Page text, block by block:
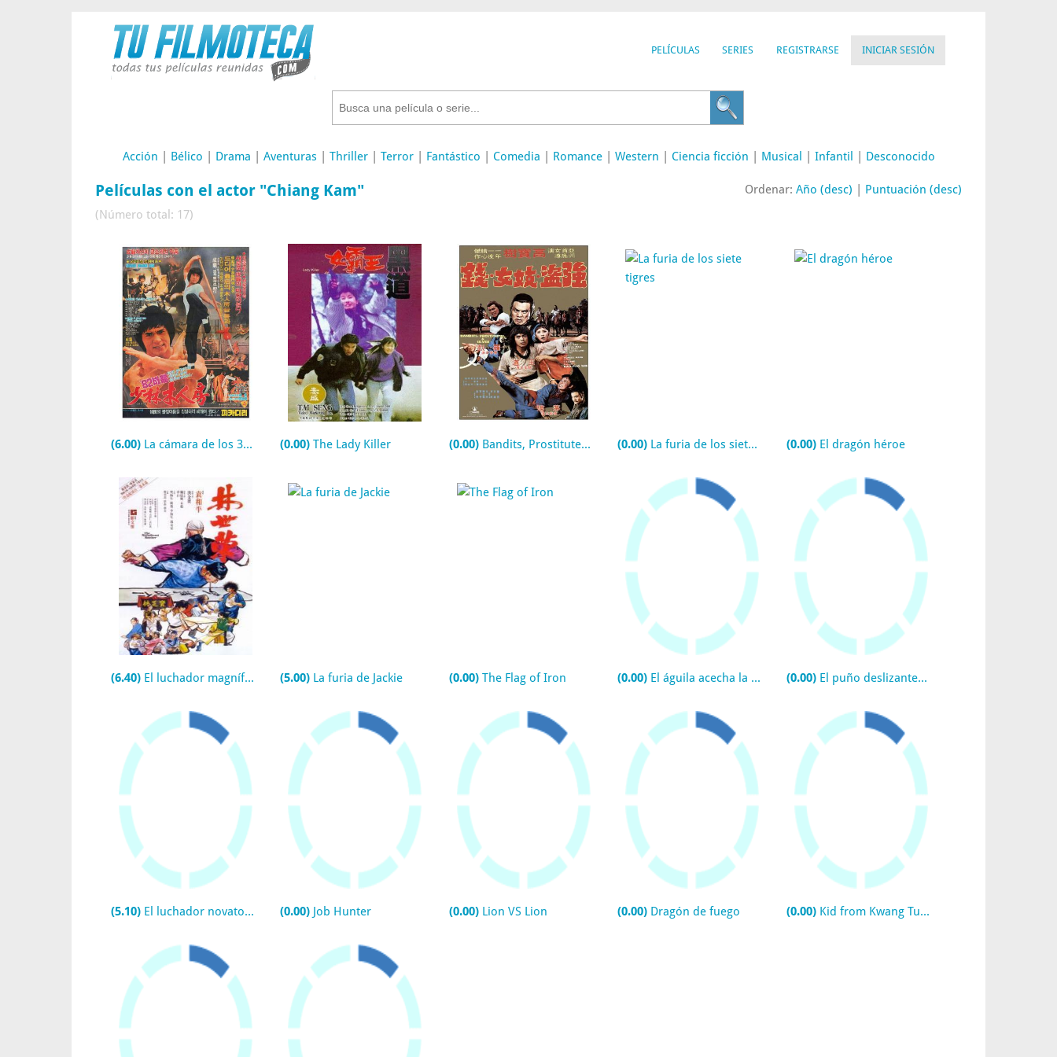
PELÍCULAS SERIES REGISTRARSE INICIAR SESIÓN
Acción Bélico Drama Aventuras Thriller| Terror| Fantástico Comedia Romance| Western Ciencia ficción Musical Infantil Desconocido
Películas con el actor "Chiang Kam"
(Número total: 17)
Ordenar: Año (desc) Puntuación (desc)
(6.00) La cámara de los 36 hombres de madera (0.00) The Lady Killer (0.00) Bandits, Prostitutes and Silver (0.00) La furia de los siete tigres (0.00) El dragón héroe
(6.40) El luchador magnífico (5.00) La furia de Jackie (0.00) The Flag of Iron (0.00) El águila acecha la guarida del tigre (0.00) El puño deslizante sobre la garra del dragón
(5.10) El luchador novato aprendió hasta del gato (0.00) Job Hunter (0.00) Lion VS Lion (0.00) Dragón de fuego (0.00) Kid from Kwang Tung